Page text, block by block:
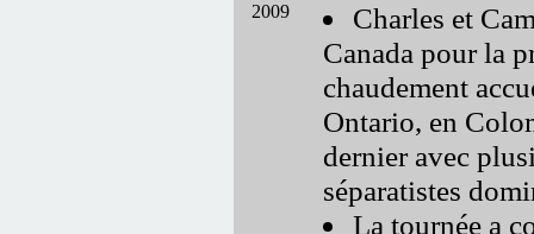
2009
Charles et
Canada pour la
chaudement
Ontario, en
dernier avec
séparatistes
La tournée a